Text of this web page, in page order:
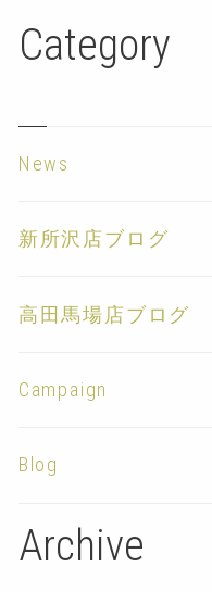
Category
News
新所沢店ブログ
高田馬場店ブログ
Campaign
Blog
Archive